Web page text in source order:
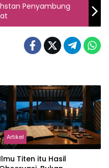
Penyambung
Artikel
Ilmu Titen itu Hasil